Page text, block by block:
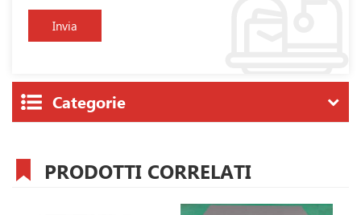
Categorie
PRODOTTI CORRELATI